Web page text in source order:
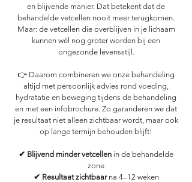
en blijvende manier. Dat betekent dat de
behandelde vetcellen nooit meer terugkomen.
Maar: de vetcellen die overblijven in je lichaam
kunnen wél nog groter worden bij een
ongezonde levensstijl.
👉 Daarom combineren we onze behandeling
altijd met persoonlijk advies rond voeding,
hydratatie en beweging tijdens de behandeling
en met een infobrochure. Zo garanderen we dat
je resultaat niet alleen zichtbaar wordt, maar ook
op lange termijn behouden blijft!
✔ Blijvend minder vetcellen in de behandelde
zone
✔ Resultaat zichtbaarna 4–12 weken